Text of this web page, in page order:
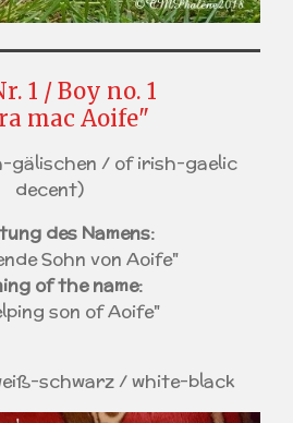
1 / Boy no. 1
mac Aoife"
gälischen / of irish-gaelic
decent)
des Namens:
Sohn von Aoife"
of the name:
son of Aoife"
schwarz / white-black